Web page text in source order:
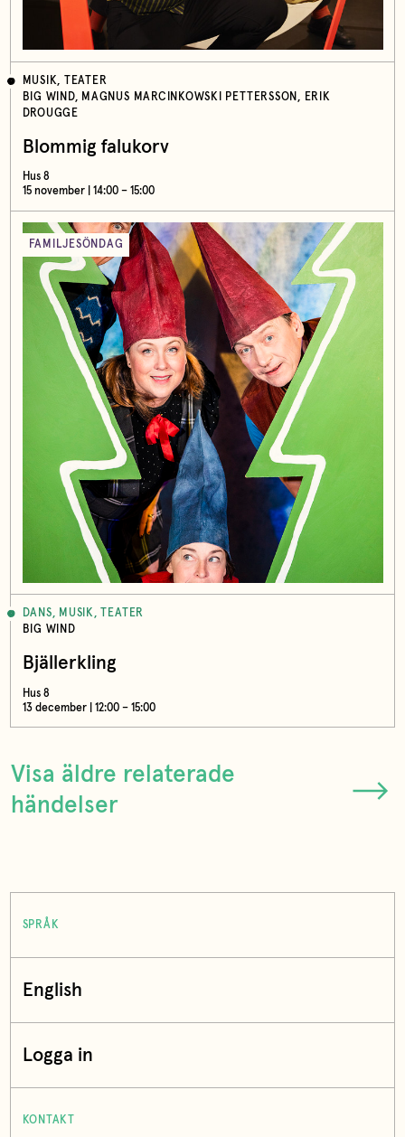
MUSIK, TEATER
BIG WIND, MAGNUS MARCINKOWSKI PETTERSSON, ERIK
DROUGGE
Blommig falukorv
Hus 8
15 november | 14:00 – 15:00
FAMILJESÖNDAG
DANS, MUSIK, TEATER
BIG WIND
Bjällerkling
Hus 8
13 december | 12:00 – 15:00
Visa äldre relaterade
händelser
SPRÅK
English
Logga in
KONTAKT